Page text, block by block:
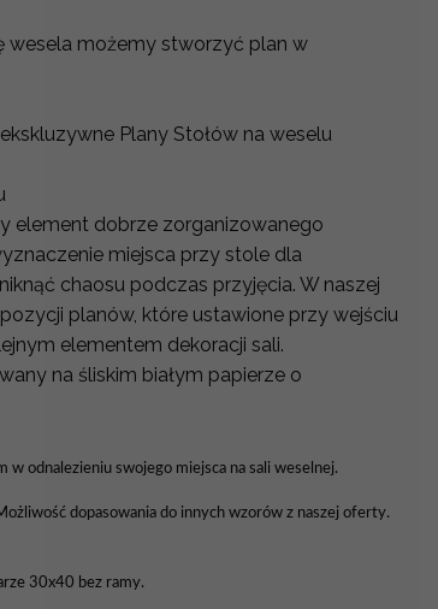
wesela możemy stworzyć plan w
Plany Stołów na weselu
element dobrze zorganizowanego
miejsca przy stole dla
chaosu podczas przyjęcia. W naszej
planów, które ustawione przy wejściu
elementem dekoracji sali.
na śliskim białym papierze o
w odnalezieniu swojego miejsca na sali weselnej.
dopasowania do innych wzorów z naszej oferty.
30x40 bez ramy.